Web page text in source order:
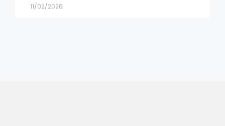
11/02/2026